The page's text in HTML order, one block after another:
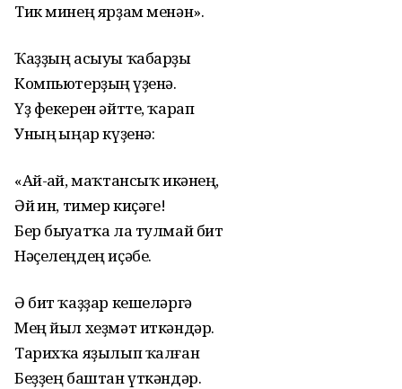
Тик минең ярҙам менән».
Ҡаҙҙың асыуы ҡабарҙы
Компьютерҙың һүҙенә.
Үҙ фекерен әйтте, ҡарап
Уның һыңар күҙенә:
«Ай-һай, маҡтансыҡ икәнһең,
Әй һин, тимер киҫәге!
Бер быуатҡа ла тулмай бит
Нәҫелеңдең иҫәбе.
Ә бит ҡаҙҙар кешеләргә
Мең йыл хеҙмәт иткәндәр.
Тарихҡа яҙылып ҡалған
Беҙҙең баштан үткәндәр.